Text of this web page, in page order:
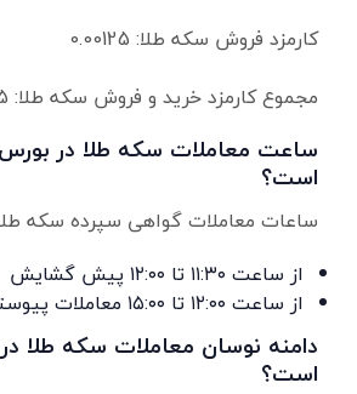
کارمزد فروش سکه طلا: 0.00125
مجموع کارمزد خرید و فروش سکه طلا: 0.0025
ساعت معاملات سکه طلا در
است؟
ساعات معاملات گواهی سپرده سکه
از ساعت ۱۱:۳۰ تا ۱۲:۰۰ پیش گشایش
از ساعت ۱۲:۰۰ تا ۱۵:۰۰ معاملات پیوسته
دامنه نوسان معاملات سکه طلا
است؟